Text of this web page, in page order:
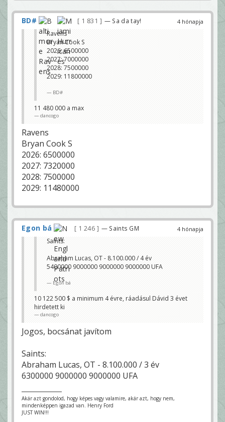
4 hónapja
BD# 1 831 — Sa da tay!
Ravens
Bryan Cook S
2026: 6500000
2027: 7000000
2028: 7500000
2029: 11800000
BD#
11 480 000 a max
dancogo
Ravens
Bryan Cook S
2026: 6500000
2027: 7320000
2028: 7500000
2029: 11480000
4 hónapja
Egon bá 1 246 — Saints GM
Saints:
Abraham Lucas, OT - 8.100.000 / 4 év
5400000 9000000 9000000 9000000 UFA
Egon bá
10 122 500 $ a minimum 4 évre, ráadásul Dávid 3 évet
hirdetett ki
dancogo
Jogos, bocsánat javítom
Saints:
Abraham Lucas, OT - 8.100.000 / 3 év
6300000 9000000 9000000 UFA
Akár azt gondolod, hogy képes vagy valamire, akár azt, hogy nem,
mindenképpen igazad van. Henry Ford
JUST WIN!!!